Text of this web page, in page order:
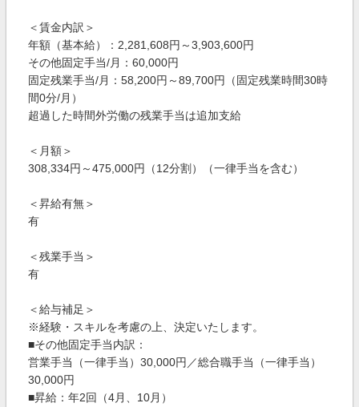
＜賃金内訳＞
年額（基本給）：2,281,608円～3,903,600円
その他固定手当/月：60,000円
固定残業手当/月：58,200円～89,700円（固定残業時間30時
間0分/月）
超過した時間外労働の残業手当は追加支給
＜月額＞
308,334円～475,000円（12分割）（一律手当を含む）
＜昇給有無＞
有
＜残業手当＞
有
＜給与補足＞
※経験・スキルを考慮の上、決定いたします。
■その他固定手当内訳：
営業手当（一律手当）30,000円／総合職手当（一律手当）
30,000円
■昇給：年2回（4月、10月）